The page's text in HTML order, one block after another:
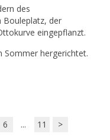
des
Bouleplatz, der
eingepflanzt.
Sommer hergerichtet.
6 ... 11 >